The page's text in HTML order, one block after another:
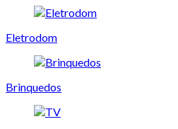
Eletrodom
Brinquedos